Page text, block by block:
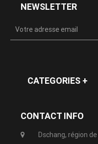
NEWSLETTER
CATEGORIES +
CONTACT INFO
Dschang, région